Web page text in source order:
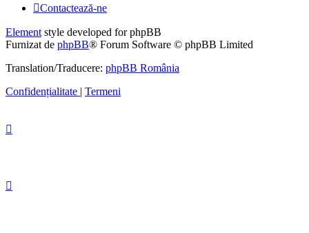
Contactează-ne
Element style developed for phpBB
Furnizat de phpBB® Forum Software © phpBB Limited
Translation/Traducere: phpBB România
Confidențialitate | Termeni